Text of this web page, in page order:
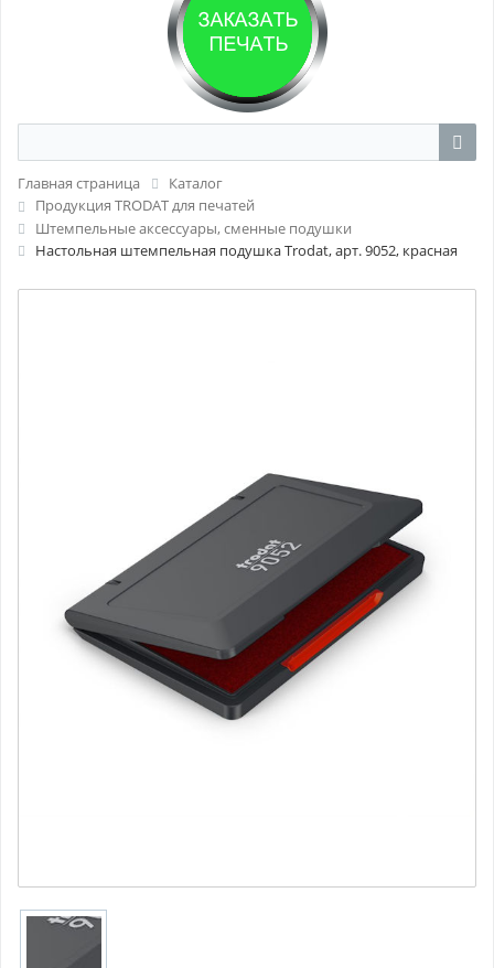
Главная страница
Каталог
Продукция TRODAT для печатей
Штемпельные аксессуары, сменные подушки
Настольная штемпельная подушка Trodat, арт. 9052, красная